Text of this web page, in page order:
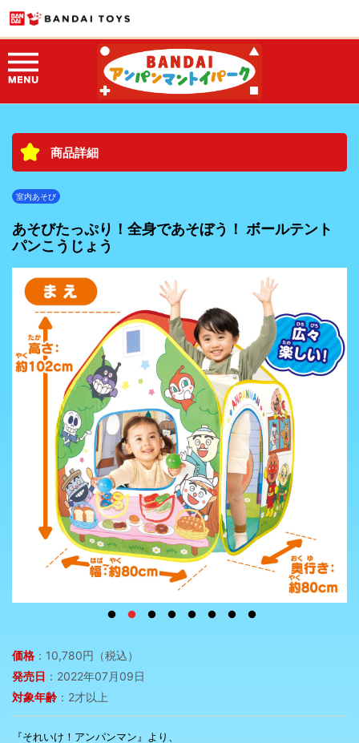
商品詳細
室内あそび
あそびたっぷり！全身であそぼう！ ボールテント
パンこうじょう
価格 ：10,780円（税込）
発売日 ：2022年07月09日
対象年齢 ：2才以上
『それいけ！アンパンマン』より、